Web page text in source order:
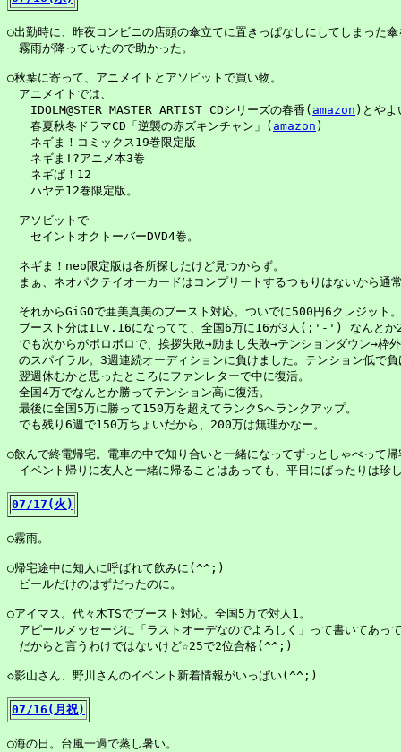
○出勤時に、昨夜コンビニの店頭の傘立てに置きっぱなしにしてしまっ
霧雨が降っていたので助かった。
○秋葉に寄って、アニメイトとアソビットで買い物。
アニメイトでは、
IDOLM@STER MASTER ARTIST CDシリーズの春香( amazon )とや
春夏秋冬ドラマCD「逆襲の赤ズキンチャン」( amazon )
ネギま！コミックス19巻限定版
ネギま!?アニメ本3巻
ネギぱ！12
ハヤテ12巻限定版。
アソビットで
セイントオクトーバーDVD4巻。
ネギま！neo限定版は各所探したけど見つからず。
まぁ、ネオパクテイオーカードはコンプリートするつもりはないから通
それからGiGOで亜美真美のブースト対応。ついでに500円6クレジット。
ブースト分はILv.16になってて、全国6万に16が3人(;'-') なんとか2
でも次からがボロボロで、挨拶失敗→励まし失敗→テンションダウン→枠
のスパイラル。3週連続オーディションに負けました。テンション低で負
翌週休むかと思ったところにファンレターで中に復活。
全国4万でなんとか勝ってテンション高に復活。
最後に全国5万に勝って150万を超えてランクSへランクアップ。
でも残り6週で150万ちょいだから、200万は無理かなー。
○飲んで終電帰宅。電車の中で知り合いと一緒になってずっとしゃべって帰
イベント帰りに友人と一緒に帰ることはあっても、平日にばったりは珍
07/17(火)
○霧雨。
○帰宅途中に知人に呼ばれて飲みに(^^;)
ビールだけのはずだったのに。
○アイマス。代々木TSでブースト対応。全国5万で対人1。
アピールメッセージに「ラストオーデなのでよろしく」って書いてあっ
だからと言うわけではないけど☆25で2位合格(^^;)
◇影山さん、野川さんのイベント新着情報がいっぱい(^^;)
07/16(月祝)
○海の日。台風一過で蒸し暑い。